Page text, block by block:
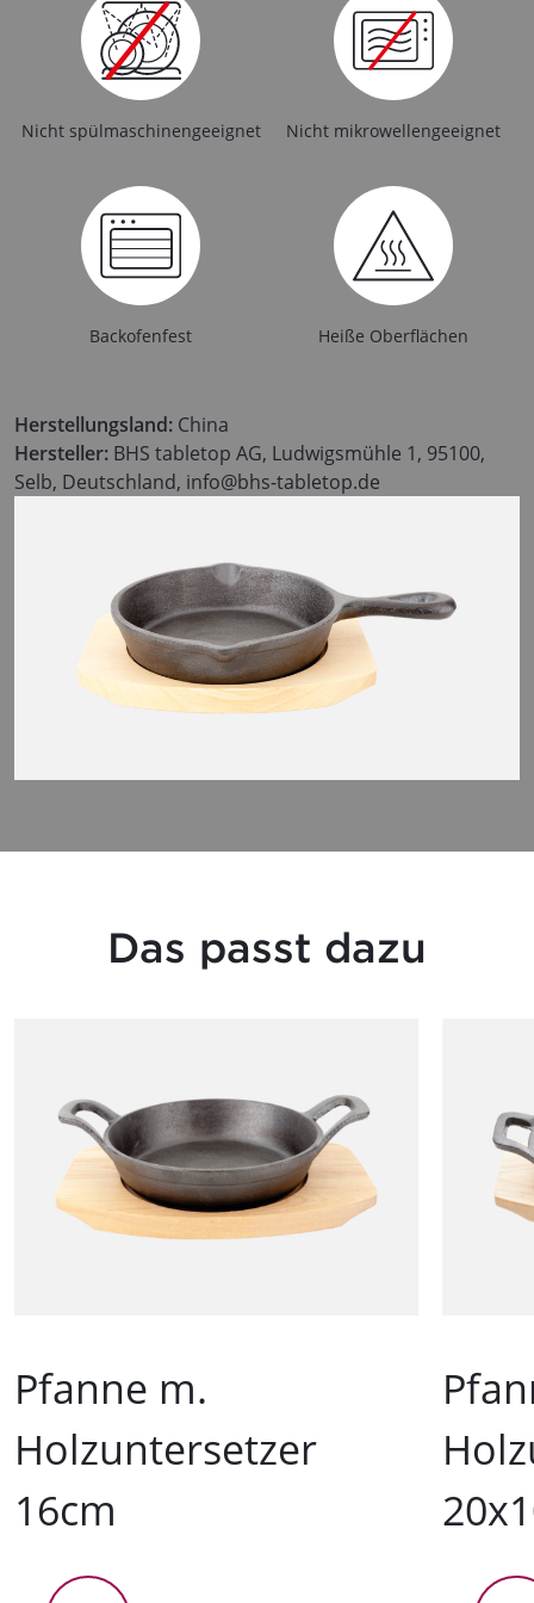
Nicht spülmaschinengeeignet Nicht mikrowellengeeignet
Backofenfest Heiße Oberflächen
Herstellungsland: China
Hersteller: BHS tabletop AG, Ludwigsmühle 1, 95100,
Selb, Deutschland, info@bhs-tabletop.de
Das passt dazu
Pfanne m.
Holzuntersetzer
16cm